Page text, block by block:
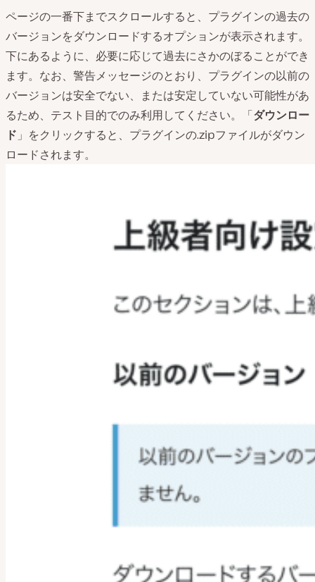
ページの一番下までスクロールすると、プラグインの過去の
バージョンをダウンロードするオプションが表示されます。
下にあるように、必要に応じて過去にさかのぼることができ
ます。なお、警告メッセージのとおり、プラグインの以前の
バージョンは安全でない、または安定していない可能性があ
るため、テスト目的でのみ利用してください。「ダウンロー
ド 」をクリックすると、プラグインの.zipファイルがダウン
ロードされます。